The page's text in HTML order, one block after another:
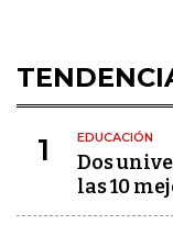
1 EDUCACIÓN
Dos
las 10